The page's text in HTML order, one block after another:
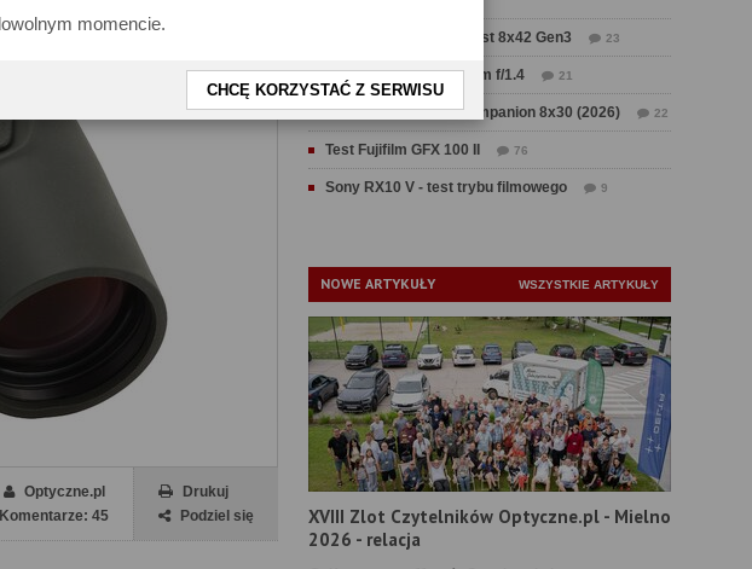
momencie.
CHCĘ KORZYSTAĆ Z SERWISU
Drukuj
Podziel się
Optyczne.pl
Komentarze: 45
Test Delta Optical Forest 8x42 Gen3 23
Test Sirui Aurora 35 mm f/1.4 21
Test Swarovski CL Companion 8x30 (2026) 22
Test Fujifilm GFX 100 II 76
Sony RX10 V - test trybu filmowego 9
NOWE ARTYKUŁY WSZYSTKIE ARTYKUŁY
XVIII Zlot Czytelników Optyczne.pl - Mielno
2026 - relacja